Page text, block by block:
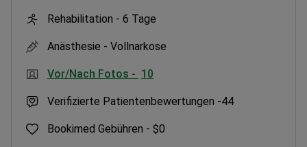
Rehabilitation - 6 Tage
Anästhesie - Vollnarkose
Vor/Nach Fotos - 10
Verifizierte Patientenbewertungen -44
Bookimed Gebühren - $0